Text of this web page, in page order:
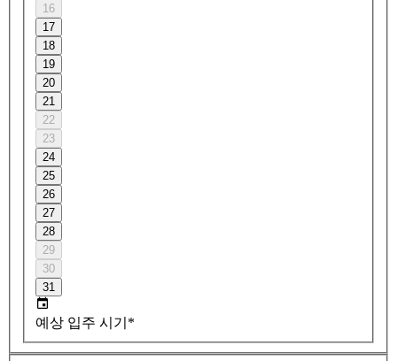
16
17
18
19
20
21
22
23
24
25
26
27
28
29
30
31
예상 입주 시기*